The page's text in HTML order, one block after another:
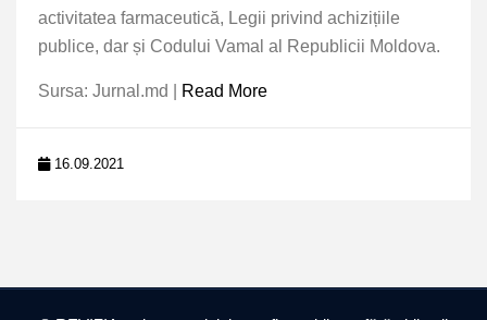
activitatea farmaceutică, Legii privind achizițiile
publice, dar și Codului Vamal al Republicii Moldova.
Sursa: Jurnal.md | Read More
16.09.2021